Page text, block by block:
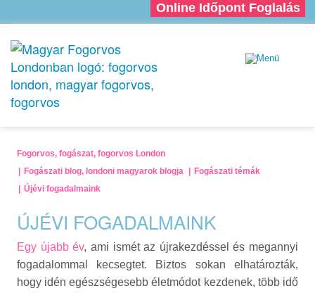
Online Időpont Foglalás
Fogorvos, fogászat, fogorvos London
Fogászati blog, londoni magyarok blogja
Fogászati témák
Újévi fogadalmaink
ÚJÉVI FOGADALMAINK
Egy újabb év, ami ismét az újrakezdéssel és megannyi
fogadalommal kecsegtet. Biztos sokan elhatározták,
hogy idén egészségesebb életmódot kezdenek, több idő